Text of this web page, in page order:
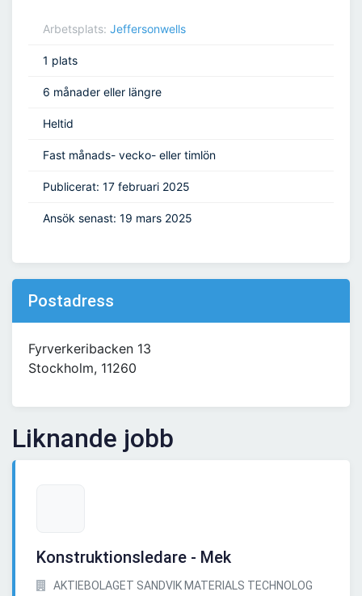
Arbetsplats: Jeffersonwells
1 plats
6 månader eller längre
Heltid
Fast månads- vecko- eller timlön
Publicerat: 17 februari 2025
Ansök senast: 19 mars 2025
Postadress
Fyrverkeribacken 13
Stockholm, 11260
Liknande jobb
Konstruktionsledare - Mek
AKTIEBOLAGET SANDVIK MATERIALS TECHNOLOG